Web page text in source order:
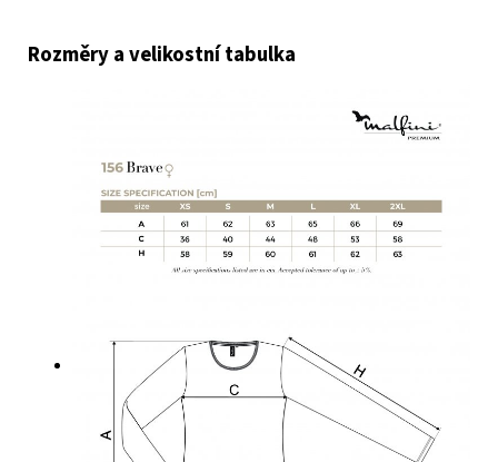
Rozměry a velikostní tabulka